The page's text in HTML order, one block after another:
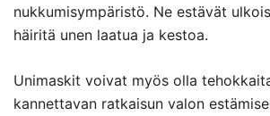
nukkumisympäristö. Ne estävät
häiritä unen laatua ja kestoa.
Unimaskit voivat myös olla
kannettavan ratkaisun valon